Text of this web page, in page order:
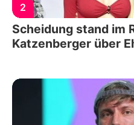
2
Scheidung stand im
Katzenberger über